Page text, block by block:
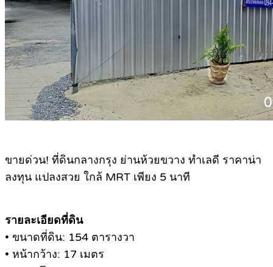
ขายด่วน! ที่ดินกลางกรุง ย่านห้วยขวาง ทำเลดี ราคาน่า
ลงทุน แปลงสวย ใกล้ MRT เพียง 5 นาที
รายละเอียดที่ดิน
• ขนาดที่ดิน: 154 ตารางวา
• หน้ากว้าง: 17 เมตร